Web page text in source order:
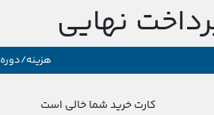
نهایی
هزینه/دوره
کارت خرید شما خالی است